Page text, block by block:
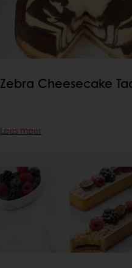
Zebra Cheesecake
Lees meer